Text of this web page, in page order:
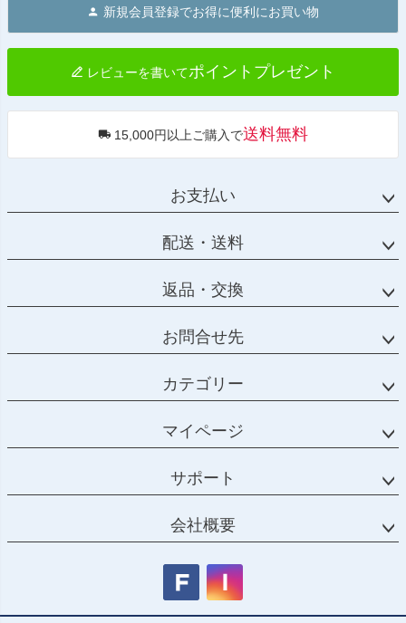
へ
新規会員登録でお得に便利にお買い物
レビューを書いてポイントプレゼント
15,000円以上ご購入で送料無料
お支払い
配送・送料
返品・交換
お問合せ先
カテゴリー
マイページ
サポート
会社概要